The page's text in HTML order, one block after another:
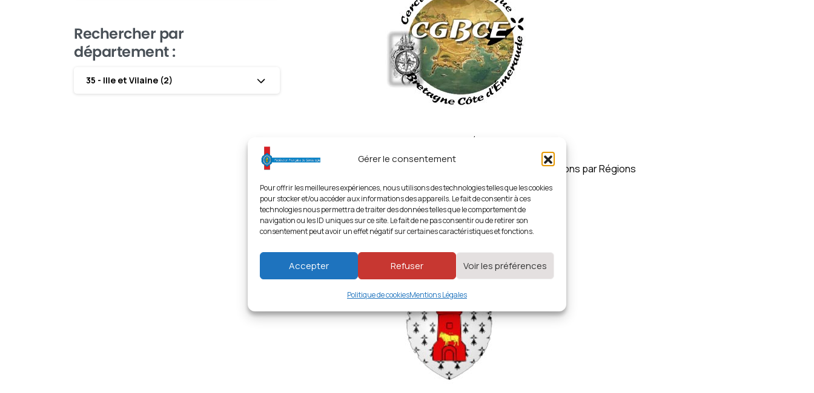
Gérer le consentement
Pour offrir les meilleures expériences, nous utilisons des technologies telles que les cookies
pour stocker et/ou accéder aux informations des appareils. Le fait de consentir à ces
technologies nous permettra de traiter des données telles que le comportement de
navigation ou les ID uniques sur ce site. Le fait de ne pas consentir ou de retirer son
consentement peut avoir un effet négatif sur certaines caractéristiques et fonctions.
Accepter Refuser Voir les préférences
Politique de cookiesMentions Légales
Rechercher par
département :
35 - Ille et Vilaine (2)
Cercle Généalogique Bretagne Côte d’Émeraude(35)
Associations par Régions
Bretagne Historique
1742 vues